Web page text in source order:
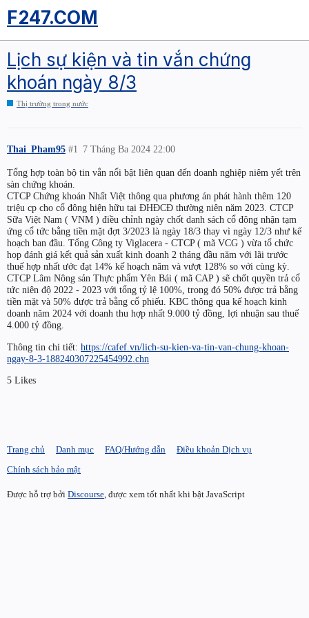
F247.COM
Lịch sự kiện và tin vắn chứng
khoán ngày 8/3
Thị trường trong nước
Thai_Pham95 7 Tháng Ba 2024 22:00
#1
Tổng hợp toàn bộ tin vắn nổi bật liên quan đến doanh nghiệp niêm yết trên
sàn chứng khoán.
CTCP Chứng khoán Nhất Việt thông qua phương án phát hành thêm 120
triệu cp cho cổ đông hiện hữu tại ĐHĐCĐ thường niên năm 2023. CTCP
Sữa Việt Nam ( VNM ) điều chỉnh ngày chốt danh sách cổ đông nhận tạm
ứng cổ tức bằng tiền mặt đợt 3/2023 là ngày 18/3 thay vì ngày 12/3 như kế
hoạch ban đầu. Tổng Công ty Viglacera - CTCP ( mã VCG ) vừa tổ chức
họp đánh giá kết quả sản xuất kinh doanh 2 tháng đầu năm với lãi trước
thuế hợp nhất ước đạt 14% kế hoạch năm và vượt 128% so với cùng kỳ.
CTCP Lâm Nông sản Thực phẩm Yên Bái ( mã CAP ) sẽ chốt quyền trả cổ
tức niên độ 2022 - 2023 với tổng tỷ lệ 100%, trong đó 50% được trả bằng
tiền mặt và 50% được trả bằng cổ phiếu. KBC thông qua kế hoạch kinh
doanh năm 2024 với doanh thu hợp nhất 9.000 tỷ đồng, lợi nhuận sau thuế
4.000 tỷ đồng.
Thông tin chi tiết: https://cafef.vn/lich-su-kien-va-tin-van-chung-khoan-
ngay-8-3-188240307225454992.chn
5 Likes
Trang chủ Danh mục FAQ/Hướng dẫn
Điều khoản Dịch vụ
Chính sách bảo mật
Được hỗ trợ bởi Discourse , được xem tốt nhất khi bật JavaScript